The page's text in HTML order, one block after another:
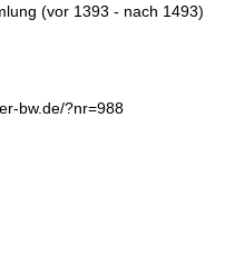
(vor 1393 - nach 1493)
bw.de/?nr=988